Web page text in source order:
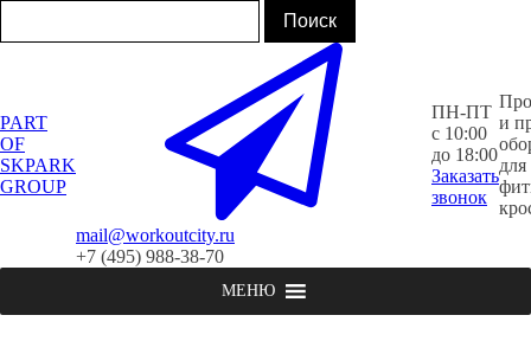
PART
OF
SKPARK
GROUP
mail@workoutcity.ru
+7 (495) 988-38-70
ПН-ПТ
с 10:00
до 18:00
Заказать
звонок
и
для
МЕНЮ